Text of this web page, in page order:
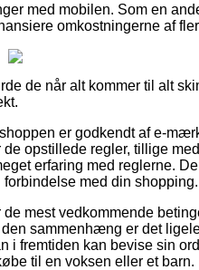
med mobilen. Som en
omkostningerne af
de når alt kommer til alt
er godkendt af e-
opstillede regler, tillige
erfaring med reglerne.
med din shopping.
mest vedkommende
sammenhæng er det
fremtiden kan bevise sin
til en voksen eller et barn.